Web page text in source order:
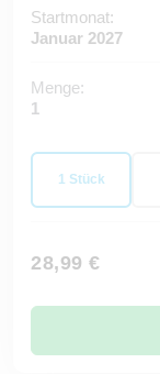
Startmonat:
Januar 2027
Menge:
1
1 Stück
28,99 €